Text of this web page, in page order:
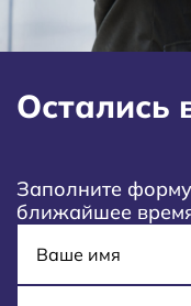
Остались
Заполните
ближайшее
Имя
E-mail